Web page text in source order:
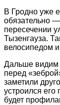
В Гродно уже
обязательно
пересечении
Тызенгауза.
велосипедом
Дальше видим
перед
заметили
устроился
будет